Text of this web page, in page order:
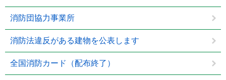
消防団協力事業所
消防法違反がある建物を公表します
全国消防カード（配布終了）